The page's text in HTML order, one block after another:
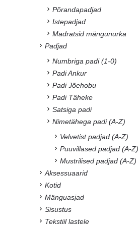
Põrandapadjad
Istepadjad
Madratsid mängunurka
Padjad
Numbriga padi (1-0)
Padi Ankur
Padi Jõehobu
Padi Täheke
Satsiga padi
Nimetähega padi (A-Z)
Velvetist padjad (A-Z)
Puuvillased padjad (A-Z)
Mustrilised padjad (A-Z)
Aksessuaarid
Kotid
Mänguasjad
Sisustus
Tekstiil lastele